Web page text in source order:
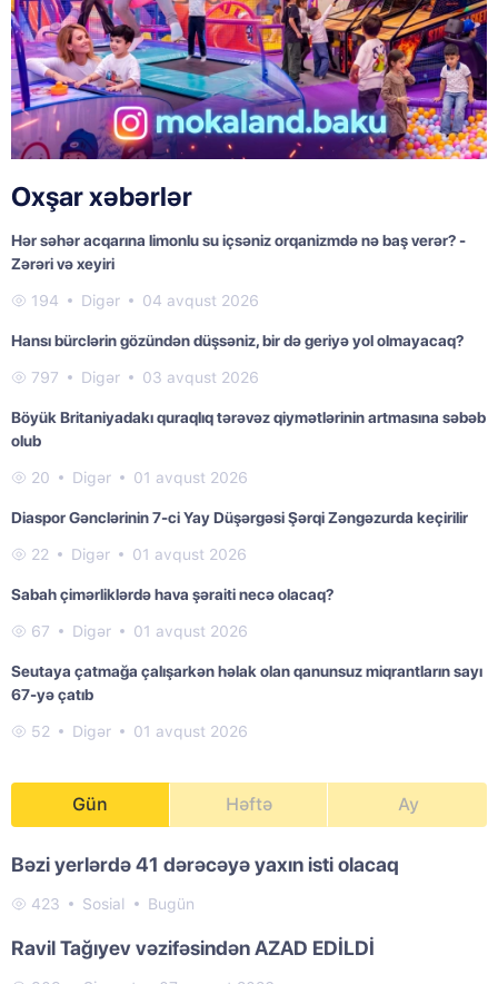
Oxşar xəbərlər
Hər səhər acqarına limonlu su içsəniz orqanizmdə nə baş verər? -
Zərəri və xeyiri
194 Digər 04 avqust 2026
Hansı bürclərin gözündən düşsəniz, bir də geriyə yol olmayacaq?
797 Digər 03 avqust 2026
Böyük Britaniyadakı quraqlıq tərəvəz qiymətlərinin artmasına səbəb
olub
20 Digər 01 avqust 2026
Diaspor Gənclərinin 7-ci Yay Düşərgəsi Şərqi Zəngəzurda keçirilir
22 Digər 01 avqust 2026
Sabah çimərliklərdə hava şəraiti necə olacaq?
67 Digər 01 avqust 2026
Seutaya çatmağa çalışarkən həlak olan qanunsuz miqrantların sayı
67-yə çatıb
52 Digər 01 avqust 2026
Gün Həftə Ay
Bəzi yerlərdə 41 dərəcəyə yaxın isti olacaq
423 Sosial Bugün
Ravil Tağıyev vəzifəsindən AZAD EDİLDİ